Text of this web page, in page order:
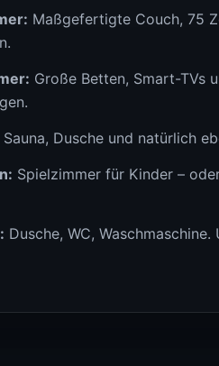
Maßgefertigte Couch, 75
Große Betten, Smart-TVs
Sauna, Dusche und natürlich
Spielzimmer für Kinder –
Dusche, WC,